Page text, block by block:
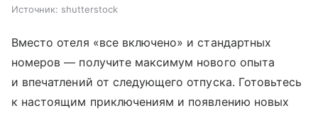
Источник: shutterstock
Вместо отеля «все включено» и стандартных
номеров — получите максимум нового опыта
и впечатлений от следующего отпуска. Готовьтесь
к настоящим приключениям и появлению новых